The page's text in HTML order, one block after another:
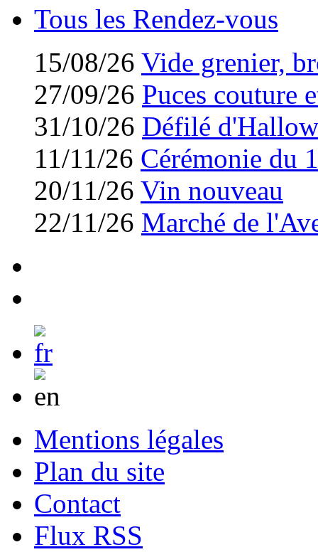
Tous les Rendez-vous
15/08/26 Vide grenier,
27/09/26 Puces couture
31/10/26 Défilé
11/11/26 Cérémonie du
20/11/26 Vin nouveau
22/11/26 Marché de
Mentions légales
Plan du site
Contact
Flux RSS